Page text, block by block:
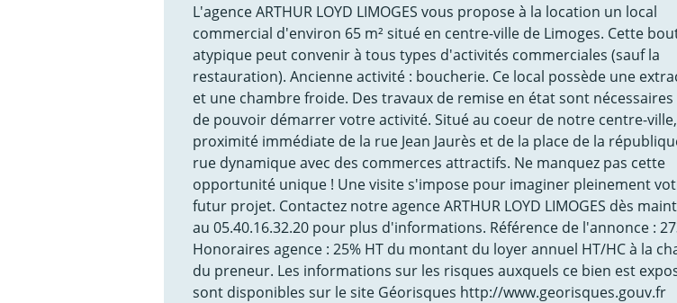
L'agence ARTHUR LOYD LIMOGES vous propose à la location un local
commercial d'environ 65 m² situé en centre-ville de Limoges. Cette
atypique peut convenir à tous types d'activités commerciales (sauf la
restauration). Ancienne activité : boucherie. Ce local possède une
et une chambre froide. Des travaux de remise en état sont nécessaires
de pouvoir démarrer votre activité. Situé au coeur de notre centre-
proximité immédiate de la rue Jean Jaurès et de la place de la
rue dynamique avec des commerces attractifs. Ne manquez pas cette
opportunité unique ! Une visite s'impose pour imaginer pleinement
futur projet. Contactez notre agence ARTHUR LOYD LIMOGES dès
au 05.40.16.32.20 pour plus d'informations. Référence de l'annonce :
Honoraires agence : 25% HT du montant du loyer annuel HT/HC à la
du preneur. Les informations sur les risques auxquels ce bien est
sont disponibles sur le site Géorisques http://www.georisques.gouv.fr